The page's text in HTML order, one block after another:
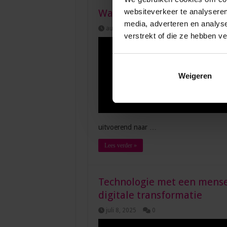
websiteverkeer te
media, adverteren en
verstrekt of die ze hebben
Weigeren
Waarom zijn soft skills zo
augustus 14, 2025 0
uitvoerend naar …
Lees verder »
Technologie met een
digitale transformatie
juli 8, 2025 0